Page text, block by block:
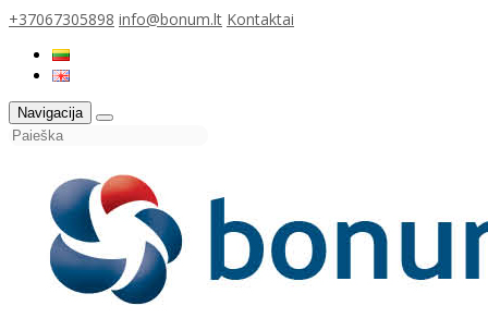
+37067305898 info@bonum.lt Kontaktai
Navigacija